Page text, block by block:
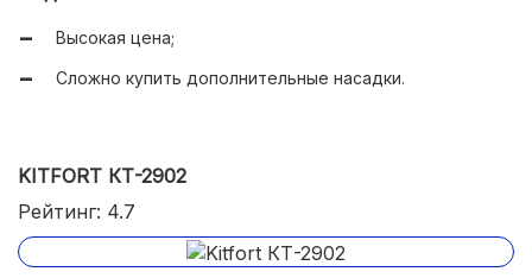
Высокая цена;
Сложно купить дополнительные насадки.
KITFORT КТ-2902
Рейтинг: 4.7